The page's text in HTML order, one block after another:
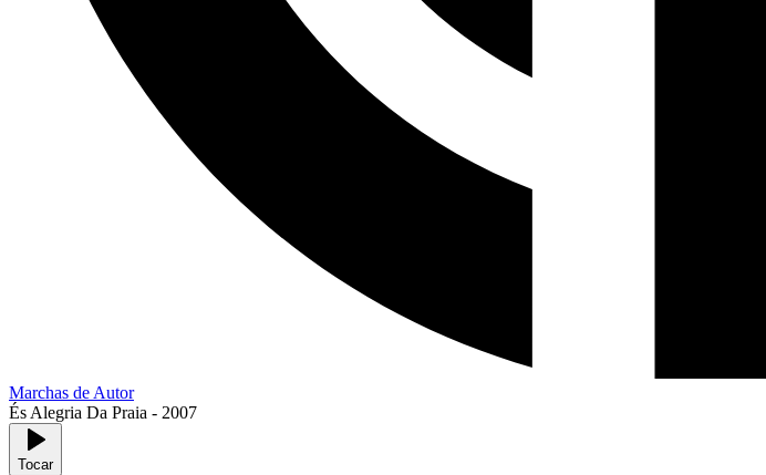
Marchas de Autor
És Alegria Da Praia - 2007
Tocar